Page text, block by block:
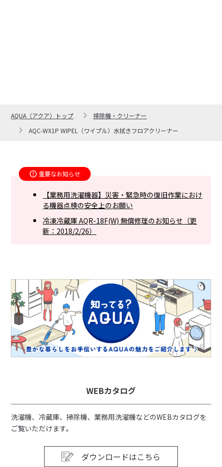
AQUA（アクア）トップ
掃除機・クリーナー
AQC-WX1P WIPEL（ワイプル）水拭きフロアクリーナー
重要なお知らせ
【業務用洗濯機器】災害・緊急時の復旧作業におけ
る機器点検の安全上のお願い
冷凍冷蔵庫 AQR-18F(W) 無償修理のお知らせ（更
新：2018/2/26）
WEBカタログ
洗濯機、冷蔵庫、掃除機、業務用洗濯機などのWEBカタログを
ご覧いただけます。
ダウンロードはこちら